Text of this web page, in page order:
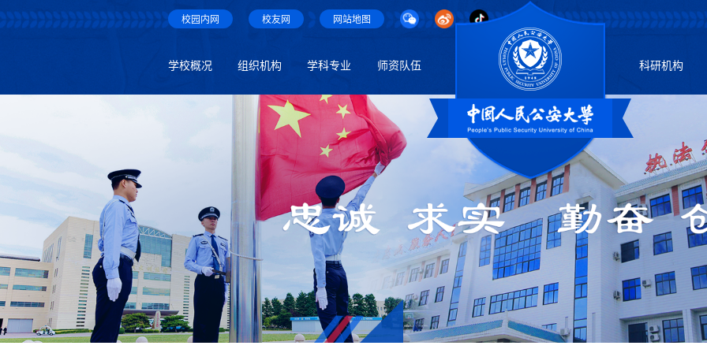
校园内网 校友网 网站地图
学校概况 组织机构 学科专业 师资队伍 科研机构